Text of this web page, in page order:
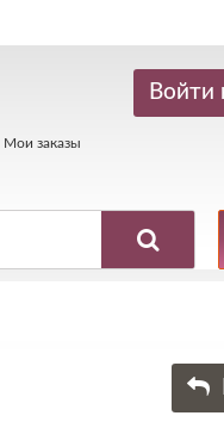
Мои заказы